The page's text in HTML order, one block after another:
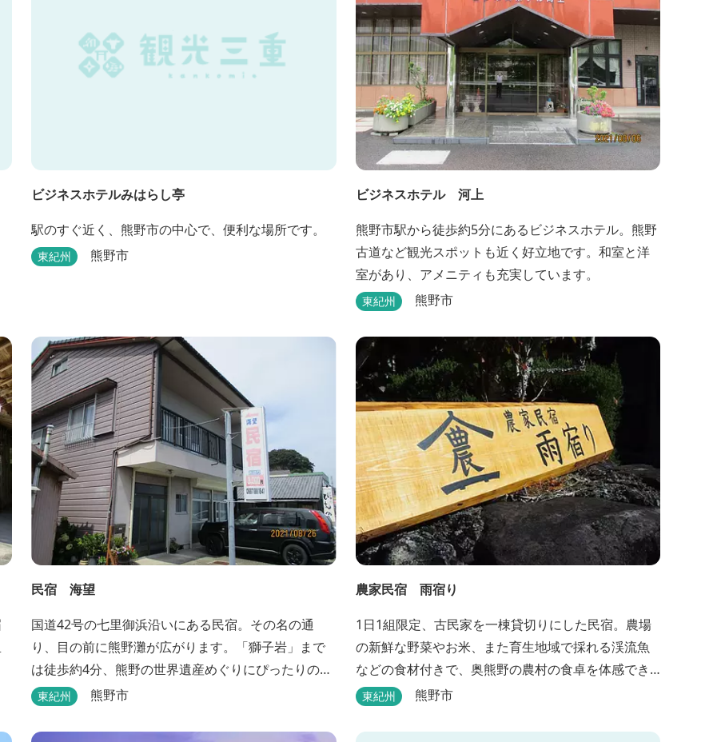
ビジネスホテルみはらし亭
駅のすぐ近く、熊野市の中心で、便利な場所です。
東紀州 熊野市
ビジネスホテル 河上
熊野市駅から徒歩約5分にあるビジネスホテル。熊野
古道など観光スポットも近く好立地です。和室と洋
室があり、アメニティも充実しています。
東紀州 熊野市
民宿 海望
国道42号の七里御浜沿いにある民宿。その名の通
り、目の前に熊野灘が広がります。「獅子岩」まで
は徒歩約4分、熊野の世界遺産めぐりにぴったりのロ
ケーションです。
東紀州 熊野市
農家民宿 雨宿り
1日1組限定、古民家を一棟貸切りにした民宿。農場
の新鮮な野菜やお米、また育生地域で採れる渓流魚
などの食材付きで、奥熊野の農村の食卓を体感でき
ます。
東紀州 熊野市